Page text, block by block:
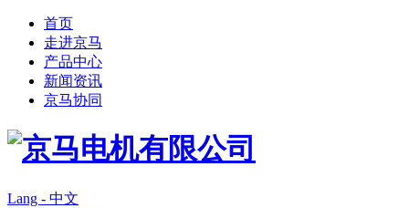
首页
走进京马
产品中心
新闻资讯
京马协同
Lang - 中文